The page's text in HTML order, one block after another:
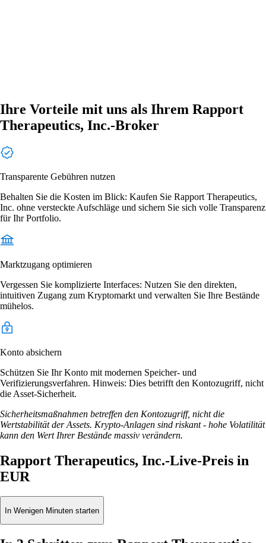
Ihre Vorteile mit uns als Ihrem Rapport
Therapeutics, Inc.-Broker
Transparente Gebühren nutzen
Behalten Sie die Kosten im Blick: Kaufen Sie Rapport Therapeutics,
Inc. ohne versteckte Aufschläge und sichern Sie sich volle Transparenz
für Ihr Portfolio.
Marktzugang optimieren
Vergessen Sie komplizierte Interfaces: Nutzen Sie den direkten,
intuitiven Zugang zum Kryptomarkt und verwalten Sie Ihre Bestände
mühelos.
Konto absichern
Schützen Sie Ihr Konto mit modernen Speicher- und
Verifizierungsverfahren. Hinweis: Dies betrifft den Kontozugriff, nicht
die Asset-Sicherheit.
Sicherheitsmaßnahmen betreffen den Kontozugriff, nicht die
Wertstabilität der Assets. Krypto-Anlagen sind riskant - hohe Volatilität
kann den Wert Ihrer Bestände massiv verändern.
Rapport Therapeutics, Inc.-Live-Preis in
EUR
In Wenigen Minuten starten